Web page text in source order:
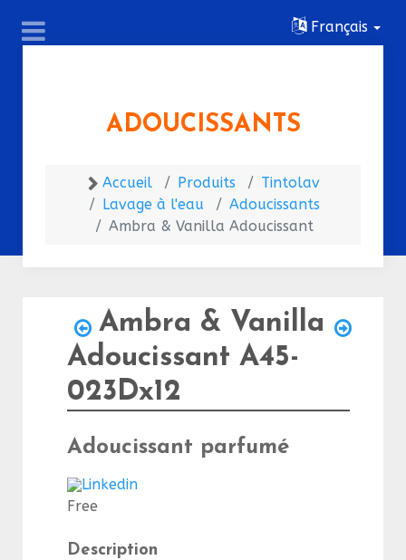
Français
ADOUCISSANTS
Accueil Produits
Tintolav
Lavage à l'eau
Adoucissants
Ambra & Vanilla Adoucissant
Ambra & Vanilla
Adoucissant A45-
023Dx12
Adoucissant parfumé
Linkedin
Free
Description